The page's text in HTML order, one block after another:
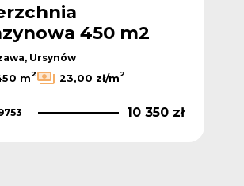
450 m2
Ursynów
m2 23,00 zł/m2
10 350 zł